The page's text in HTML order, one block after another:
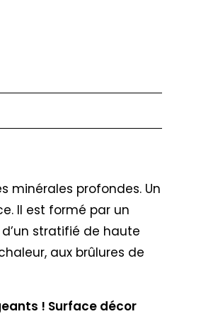
minérales profondes. Un
Il est formé par un
stratifié de haute
aux brûlures de
! Surface décor